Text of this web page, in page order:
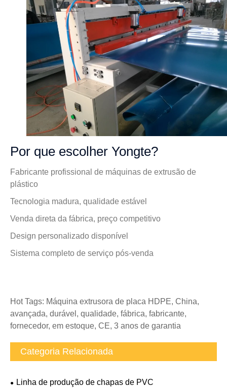
Por que escolher Yongte?
Fabricante profissional de máquinas de extrusão de
plástico
Tecnologia madura, qualidade estável
Venda direta da fábrica, preço competitivo
Design personalizado disponível
Sistema completo de serviço pós-venda
Hot Tags: Máquina extrusora de placa HDPE, China,
avançada, durável, qualidade, fábrica, fabricante,
fornecedor, em estoque, CE, 3 anos de garantia
Categoria Relacionada
Linha de produção de chapas de PVC